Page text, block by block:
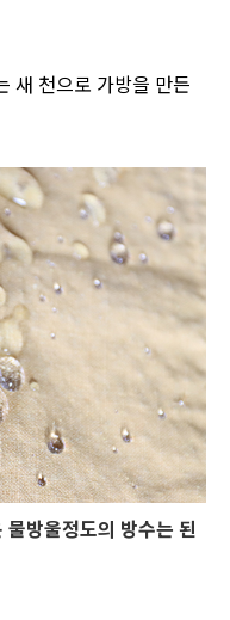
새 천으로 가방을 만든
방울정도의 방수는 된